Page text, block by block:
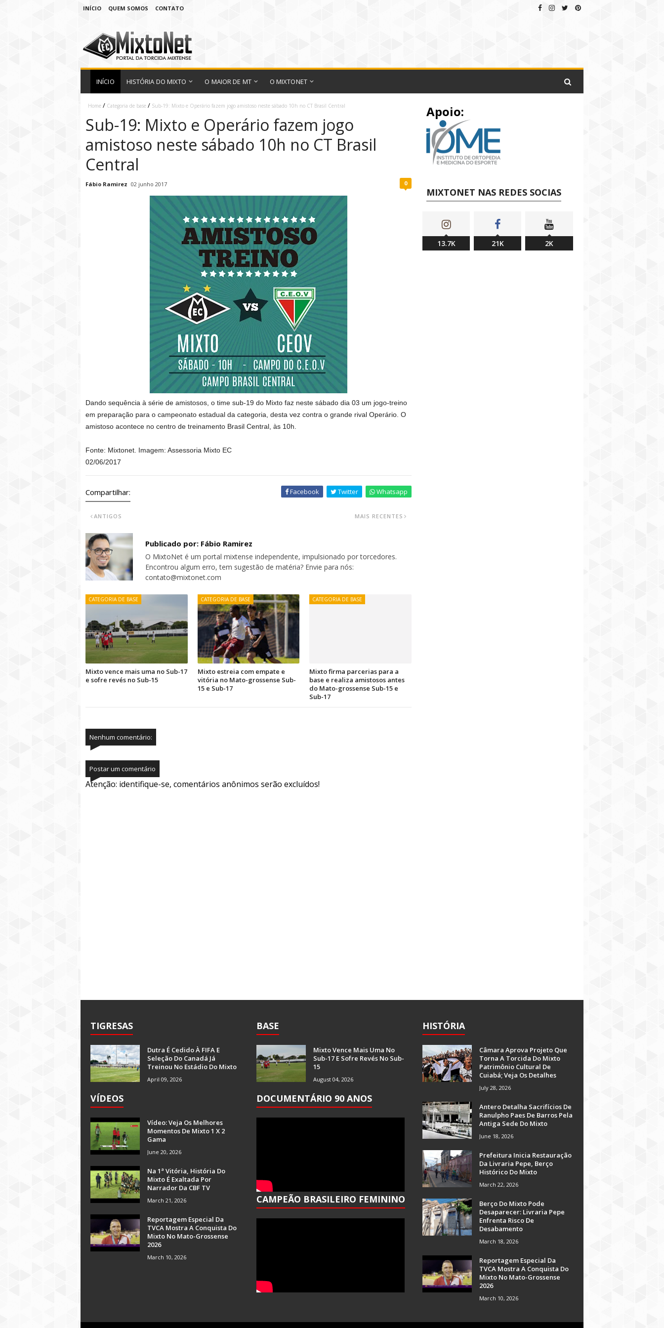
INÍCIO QUEM SOMOS CONTATO
INÍCIO HISTÓRIA DO MIXTO O MAIOR DE MT O MIXTONET
Home / Categoria de base / Sub-19: Mixto e Operário fazem jogo amistoso neste sábado 10h no CT Brasil Central
Sub-19: Mixto e Operário fazem jogo
amistoso neste sábado 10h no CT Brasil
Central
Fábio Ramirez 02 junho 2017 0
Dando sequência à série de amistosos, o time sub-19 do Mixto faz neste sábado dia 03 um jogo-treino
em preparação para o campeonato estadual da categoria, desta vez contra o grande rival Operário. O
amistoso acontece no centro de treinamento Brasil Central, às 10h.
Fonte: Mixtonet. Imagem: Assessoria Mixto EC
02/06/2017
Compartilhar: Facebook Twitter Whatsapp
MAIS RECENTES
ANTIGOS
Publicado por: Fábio Ramirez
O MixtoNet é um portal mixtense independente, impulsionado por torcedores.
Encontrou algum erro, tem sugestão de matéria? Envie para nós:
contato@mixtonet.com
CATEGORIA DE BASE
Mixto vence mais uma no Sub-17
e sofre revés no Sub-15
CATEGORIA DE BASE
Mixto estreia com empate e
vitória no Mato-grossense Sub-
15 e Sub-17
CATEGORIA DE BASE
Mixto firma parcerias para a
base e realiza amistosos antes
do Mato-grossense Sub-15 e
Sub-17
Nenhum comentário:
Postar um comentário
Atenção: identifique-se, comentários anônimos serão excluídos!
Apoio:
MIXTONET NAS REDES SOCIAS
13.7K 21K 2K
TIGRESAS
Dutra É Cedido À FIFA E
Seleção Do Canadá Já
Treinou No Estádio Do Mixto
April 09, 2026
VÍDEOS
Vídeo: Veja Os Melhores
Momentos De Mixto 1 X 2
Gama
June 20, 2026
Na 1ª Vitória, História Do
Mixto É Exaltada Por
Narrador Da CBF TV
March 21, 2026
Reportagem Especial Da
TVCA Mostra A Conquista Do
Mixto No Mato-Grossense
2026
March 10, 2026
BASE
Mixto Vence Mais Uma No
Sub-17 E Sofre Revés No Sub-
15
August 04, 2026
DOCUMENTÁRIO 90 ANOS
CAMPEÃO BRASILEIRO FEMININO
HISTÓRIA
Câmara Aprova Projeto Que
Torna A Torcida Do Mixto
Patrimônio Cultural De
Cuiabá; Veja Os Detalhes
July 28, 2026
Antero Detalha Sacrifícios De
Ranulpho Paes De Barros Pela
Antiga Sede Do Mixto
June 18, 2026
Prefeitura Inicia Restauração
Da Livraria Pepe, Berço
Histórico Do Mixto
March 22, 2026
Berço Do Mixto Pode
Desaparecer: Livraria Pepe
Enfrenta Risco De
Desabamento
March 18, 2026
Reportagem Especial Da
TVCA Mostra A Conquista Do
Mixto No Mato-Grossense
2026
March 10, 2026